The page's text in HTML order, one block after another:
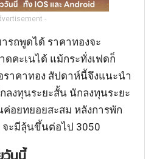
-
รถพูดได้ ราคาทองจะ
คะเนได้ แม้กระทั่งเฟดก็
าคาทอง สัปดาห์นี้จึงแนะนำ
งทุนระยะสั้น นักลงทุนระยะ
ค่อยทยอยสะสม หลังการพัก
ะมีลุ้นขึ้นต่อไป 3050